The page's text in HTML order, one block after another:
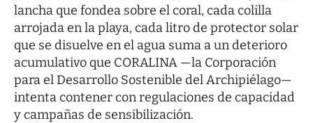
lancha que fondea sobre el coral, cada colilla
arrojada en la playa, cada litro de protector solar
que se disuelve en el agua suma a un deterioro
acumulativo que CORALINA —la Corporación
para el Desarrollo Sostenible del Archipiélago—
intenta contener con regulaciones de capacidad
y campañas de sensibilización.